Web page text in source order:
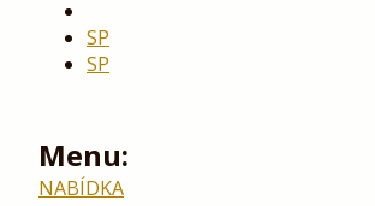
SP
SP
Menu:
NABÍDKA